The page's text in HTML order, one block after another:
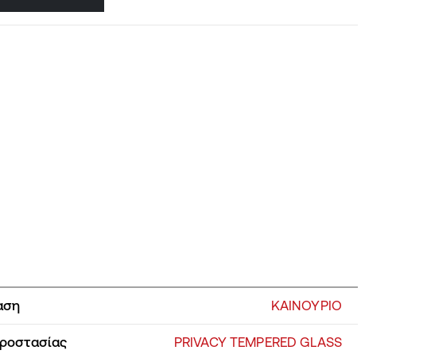
ΚΑΙΝΟΥΡΙΟ
PRIVACY TEMPERED GLASS